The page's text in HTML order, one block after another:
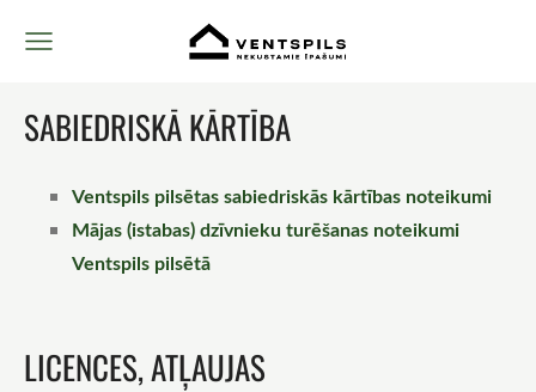
SABIEDRISKĀ KĀRTĪBA
Ventspils pilsētas sabiedriskās kārtības noteikumi
Mājas (istabas) dzīvnieku turēšanas noteikumi
Ventspils pilsētā
LICENCES, ATĻAUJAS